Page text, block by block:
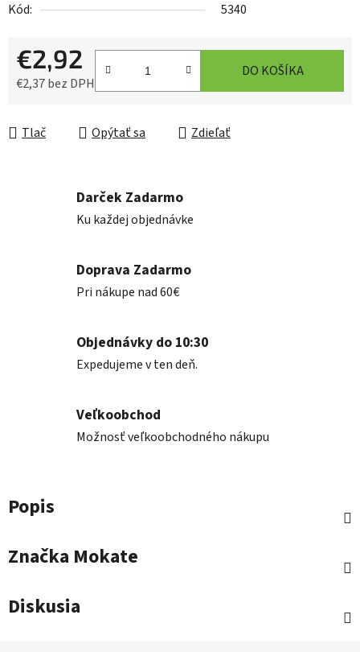
Kód:
5340
€2,92
€2,37 bez DPH
DO KOŠÍKA
Tlač Opýtať sa Zdieľať
Darček Zadarmo
Ku každej objednávke
Doprava Zadarmo
Pri nákupe nad 60€
Objednávky do 10:30
Expedujeme v ten deň.
Veľkoobchod
Možnosť veľkoobchodného nákupu
Popis
Značka Mokate
Diskusia